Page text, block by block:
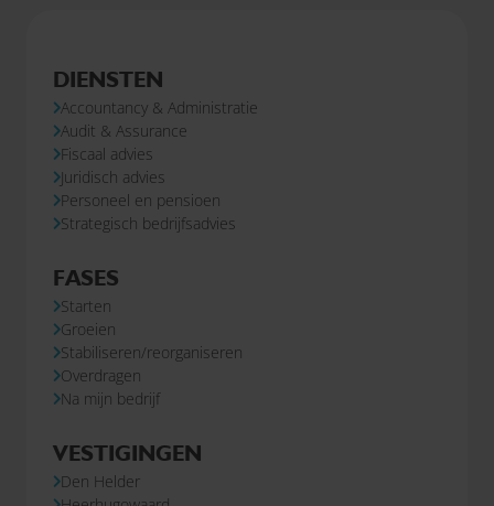
DIENSTEN
Accountancy & Administratie
Audit & Assurance
Fiscaal advies
Juridisch advies
Personeel en pensioen
Strategisch bedrijfsadvies
FASES
Starten
Groeien
Stabiliseren/reorganiseren
Overdragen
Na mijn bedrijf
VESTIGINGEN
Den Helder